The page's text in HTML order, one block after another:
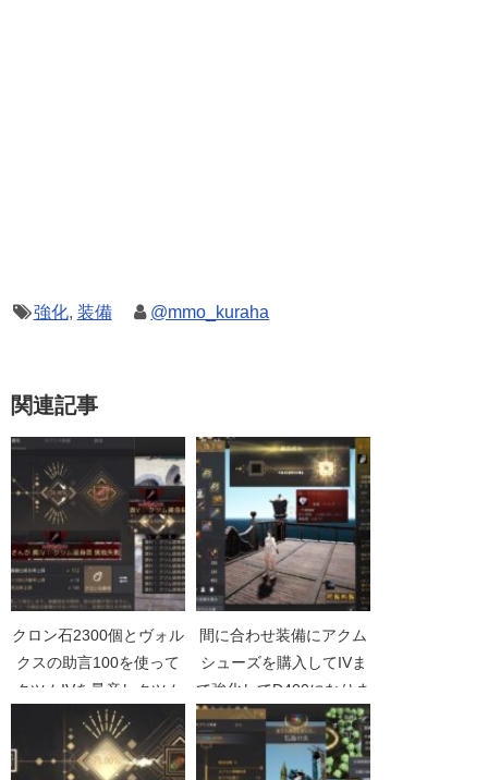
強化, 装備 @mmo_kuraha
関連記事
クロン石2300個とヴォル
クスの助言100を使って
クツムIVを量産しクツム
Vへ複数チャレンジ【黒
い砂漠Part3548】
間に合わせ装備にアクム
シューズを購入してIVま
で強化してD400になりま
した【黒い砂漠
Part4494】